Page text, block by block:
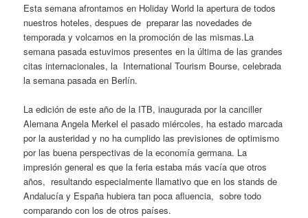
Esta semana afrontamos en Holiday World la apertura de todos
nuestros hoteles, despues de preparar las novedades de
temporada y volcarnos en la promoción de las mismas.La
semana pasada estuvimos presentes en la última de las grandes
citas internacionales, la International Tourism Bourse, celebrada
la semana pasada en Berlín.
La edición de este año de la ITB, inaugurada por la canciller
Alemana Angela Merkel el pasado miércoles, ha estado marcada
por la austeridad y no ha cumplido las previsiones de optimismo
por las buena perspectivas de la economía germana. La
impresión general es que la feria estaba más vacía que otros
años, resultando especialmente llamativo que en los stands de
Andalucía y España hubiera tan poca afluencia, sobre todo
comparando con los de otros países.